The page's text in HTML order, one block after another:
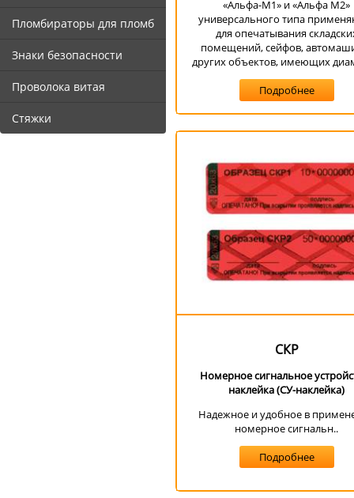
Пломбираторы для пломб
Знаки безопасности
Проволока витая
Стяжки
«Альфа-М1» и «Альфа М2»
универсального типа
для опечатывания
помещений, сейфов,
других объектов, имеющих
Подробнее
CКР
Номерное сигнальное
наклейка (СУ-наклейка)
Надежное и удобное в
номерное сигнальн..
Подробнее